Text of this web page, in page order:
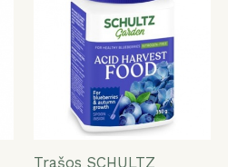
Trašos SCHULTZ